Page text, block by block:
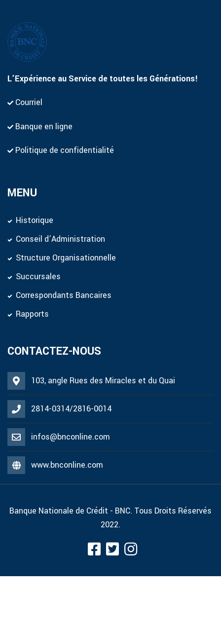
L’Expérience au Service de toutes les Générations!
Courriel
Banque en ligne
Politique de confidentialité
MENU
Historique
Conseil d’Administration
Structure Organisationnelle
Succursales
Correspondants Bancaires
Rapports
CONTACTEZ-NOUS
103, angle Rues des Miracles et du Quai
2814-0314/2816-0014
infos@bnconline.com
www.bnconline.com
Banque Nationale de Crédit - BNC. Tous Droits Réservés
2022.